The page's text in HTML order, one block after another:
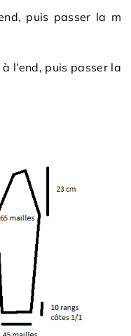
puis passer la m
l’end, puis passer la